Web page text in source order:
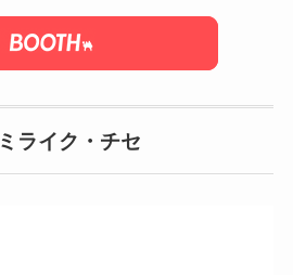
ライク・チセ